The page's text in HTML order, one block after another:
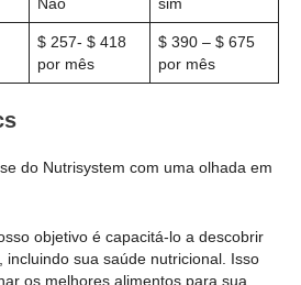
Não sim
$ 257- $ 418
por mês
$ 390 – $ 675
por mês
do Nutrisystem com uma olhada em
objetivo é capacitá-lo a descobrir
incluindo sua saúde nutricional. Isso
os melhores alimentos para sua